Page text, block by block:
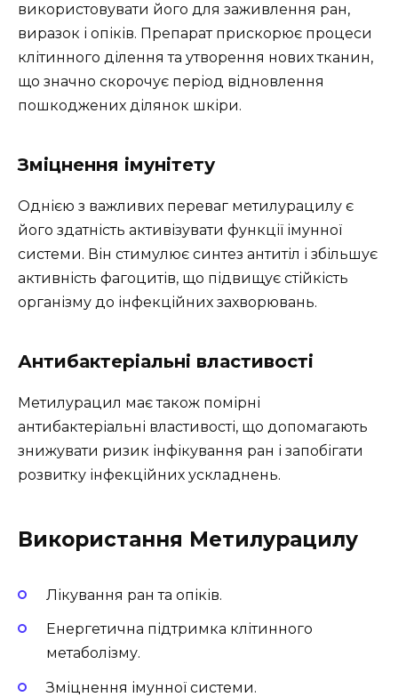
використовувати його для заживлення ран,
виразок і опіків. Препарат прискорює процеси
клітинного ділення та утворення нових тканин,
що значно скорочує період відновлення
пошкоджених ділянок шкіри.
Зміцнення імунітету
Однією з важливих переваг метилурацилу є
його здатність активізувати функції імунної
системи. Він стимулює синтез антитіл і збільшує
активність фагоцитів, що підвищує стійкість
організму до інфекційних захворювань.
Антибактеріальні властивості
Метилурацил має також помірні
антибактеріальні властивості, що допомагають
знижувати ризик інфікування ран і запобігати
розвитку інфекційних ускладнень.
Використання Метилурацилу
Лікування ран та опіків.
Енергетична підтримка клітинного
метаболізму.
Зміцнення імунної системи.